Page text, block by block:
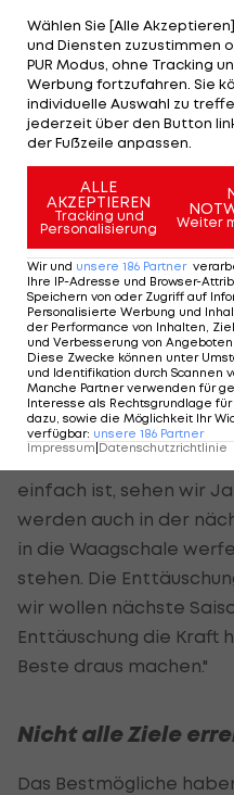
Real Madrid ",
Was Real in der UCL
Bayern derzeit voraus
beiden Halbfinal-
schwierig zu erklären,
waren in diesen beiden
Mannschaft, hatten
am Ende des Tages
auf Kleinigkeiten an.
gegeben haben, hat es
gereicht."
Laut Meinung des
diesem
für die kommende
versuchen es natürlich
einfach ist, sehen wir
werden auch in der
in die Waagschale
stehen. Die
wir wollen nächste
Enttäuschung die Kraft
Beste draus machen."
Nicht alle Ziele
Das Bestmögliche
Wählen Sie [Alle
und Diensten zuzustimmen
PUR Modus, ohne Tracking
Werbung fortzufahren. Sie
individuelle Auswahl zu
jederzeit über den Button
der Fußzeile anpassen.
ALLE
AKZEPTIEREN
Tracking und
Personalisierung
Weiter
Wir und unsere 186 Partner
Ihre IP-Adresse und Browser-
Speichern von oder Zugriff auf
Personalisierte Werbung und
der Performance von Inhalten,
und Verbesserung von Angeboten
Diese Zwecke können unter
und Identifikation durch Scannen
Manche Partner verwenden für
Interesse als Rechtsgrundlage
dazu, sowie die Möglichkeit Ihr
verfügbar: unsere 186 Partner
Impressum|Datenschutzrichtlinie